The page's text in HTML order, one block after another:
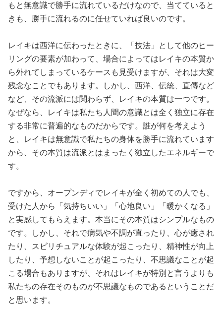
もと無意識で勝手に流れているだけなので、当てていると
きも、勝手に流れるのに任せていれば良いのです。
レイキは西洋に伝わったときに、「技法」として他のヒー
リングの要素が加わって、場合によってはレイキの本質か
ら外れてしまっているケースも見受けますが、それは大変
残念なことでもあります。しかし、西洋、伝統、直傳など
など、その流派には関わらず、レイキの本質は一つです。
なぜなら、レイキは私たち人間の意識とは全く独立に存在
する非常に普遍的なものだからです。誰が何を考えよう
と、レイキは無意識で私たちの身体を勝手に流れています
から、その本質は流派とはまったく独立したエネルギーで
す。
ですから、オープンディでレイキが全く初めての人でも、
受けた人から「気持ちいい」「心地良い」「暖かくなる」
と実感してもらえます。本当にその本質はシンプルなもの
です。しかし、それで病気や不調が直ったり、心が癒され
たり、スピリチュアルな体験が起こったり、精神性が向上
したり、予想しないことが起こったり、不思議なことが起
こる場合もありますが、それはレイキが特別と言うよりも
私たちの存在そのものが不思議なものであるということだ
と思います。